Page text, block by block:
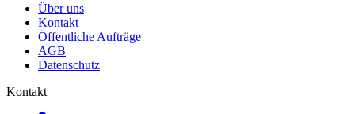
Über uns
Kontakt
Öffentliche Aufträge
AGB
Datenschutz
Kontakt